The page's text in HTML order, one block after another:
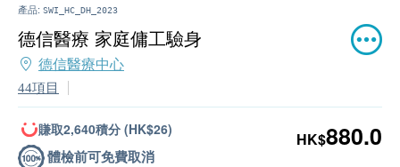
產品: SWI_HC_DH_2023
德信醫療 家庭傭工驗身
德信醫療中心
44項目
賺取2,640積分 (HK$26)
體檢前可免費取消
HK$880.0